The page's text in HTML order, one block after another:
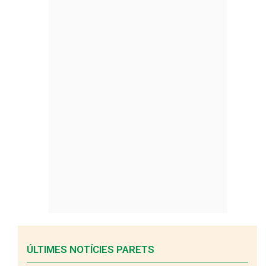
ÚLTIMES NOTÍCIES PARETS